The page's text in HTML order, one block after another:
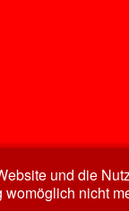
und die
nicht